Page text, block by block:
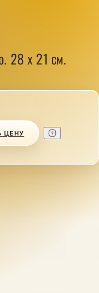
28 х 21 см.
ЦЕНУ